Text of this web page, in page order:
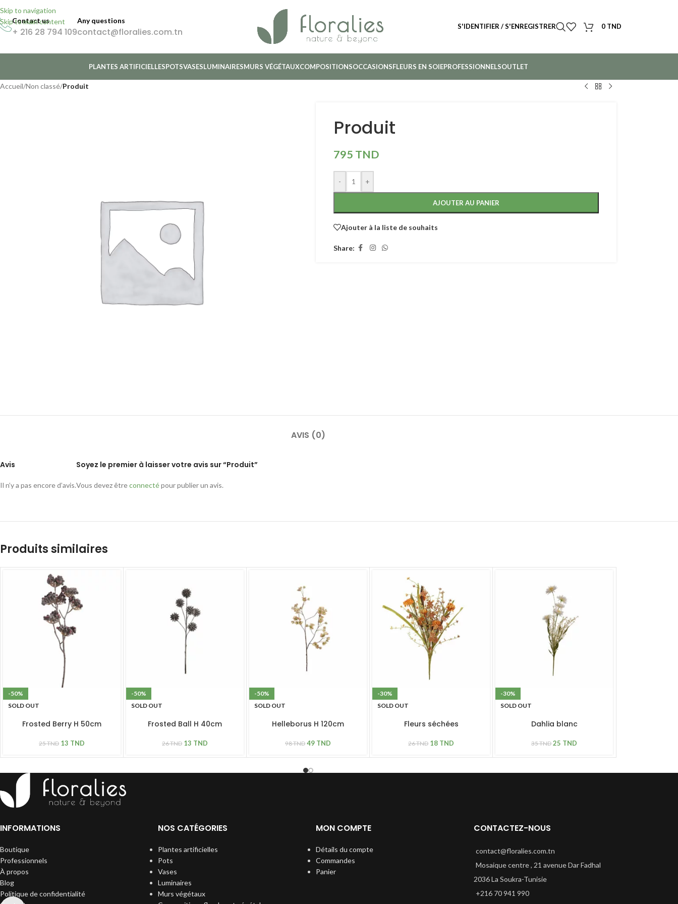
Skip to navigation
Skip to main content
Contact us
+ 216 28 794 109
Any questions
contact@floralies.com.tn S'IDENTIFIER / S'ENREGISTRER 0 TND
PLANTES ARTIFICIELLESPOTSVASESLUMINAIRESMURS VÉGÉTAUXCOMPOSITIONSOCCASIONSFLEURS EN SOIEPROFESSIONNELSOUTLET
Accueil/Non classé/Produit
Produit
795 TND
- +
AJOUTER AU PANIER
Ajouter à la liste de souhaits
Share:
AVIS (0)
Avis
Il n’y a pas encore d’avis.
Soyez le premier à laisser votre avis sur “Produit”
Vous devez êtreconnectépour publier un avis.
Produits similaires
-50%
SOLD OUT
Frosted Berry H 50cm
25TND 13 TND
-50%
SOLD OUT
Frosted Ball H 40cm
26TND 13 TND
-50%
SOLD OUT
Helleborus H 120cm
98TND 49 TND
-30%
SOLD OUT
Fleurs séchées
26TND 18 TND
-30%
SOLD OUT
Dahlia blanc
35TND 25 TND
INFORMATIONS
Boutique
Professionnels
À propos
Blog
Politique de confidentialité
NOS CATÉGORIES
Plantes artificielles
Pots
Vases
Luminaires
Murs végétaux
MON COMPTE
Détails du compte
Commandes
Panier
CONTACTEZ-NOUS
contact@floralies.com.tn
Mosaique centre , 21 avenue Dar Fadhal
2036 La Soukra-Tunisie
+216 70 941 990